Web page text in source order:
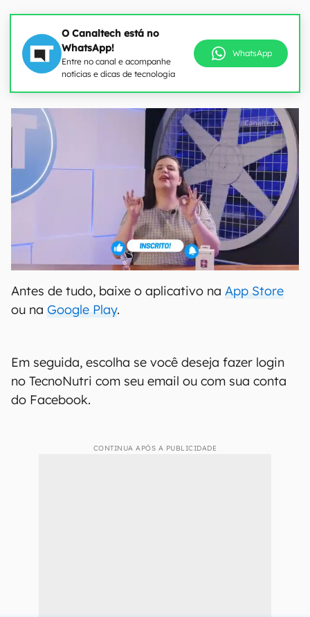
O Canaltech está no
WhatsApp!
Entre no canal e acompanhe
notícias e dicas de tecnologia
WhatsApp
Antes de tudo, baixe o aplicativo na App Store
ou na Google Play.
Em seguida, escolha se você deseja fazer login
no TecnoNutri com seu email ou com sua conta
do Facebook.
CONTINUA APÓS A PUBLICIDADE